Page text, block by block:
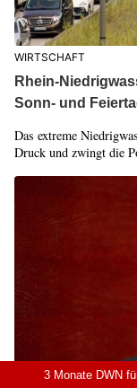
WIRTSCHAFT
Rhein-
Sonn- und
Das extreme
Druck und zwingt die
3 Monate DWN